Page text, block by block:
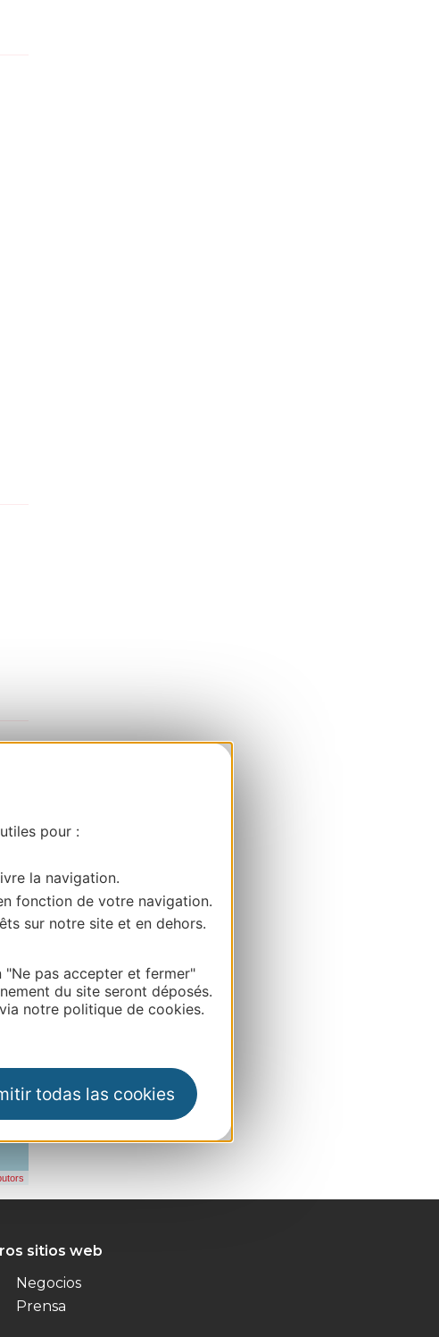
pour :
la navigation.
fonction de votre navigation.
sur notre site et en dehors.
pas accepter et fermer"
du site seront déposés.
notre politique de cookies.
todas las cookies
sitios web
Negocios
Prensa